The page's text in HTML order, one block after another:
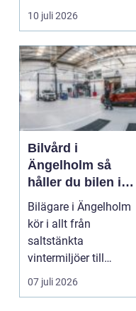
delarna i trafikmiljön.
De...
10 juli 2026
Bilvård i
Ängelholm så
håller du bilen i
toppskick året runt
Bilägare i Ängelholm
kör i allt från
saltstänkta
vintermiljöer till
dammiga
sommarvägar. Bilen
07 juli 2026